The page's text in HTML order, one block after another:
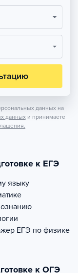
данных на
данных и принимаете
к ЕГЭ
языку
ЕГЭ по физике
к ОГЭ